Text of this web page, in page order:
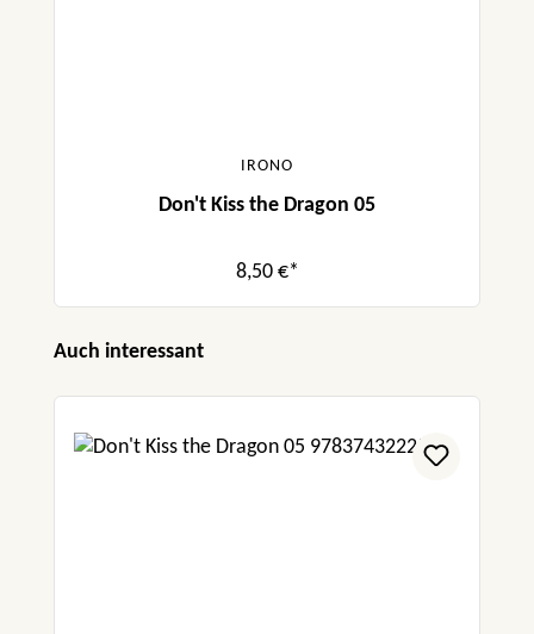
IRONO
Don't Kiss the Dragon 05
8,50 €*
Produktgalerie überspringen
Auch interessant